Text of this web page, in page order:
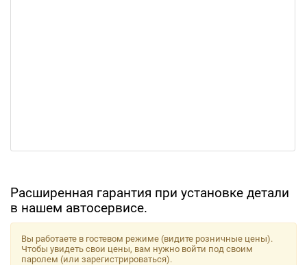
Расширенная гарантия при установке детали
в нашем автосервисе.
Вы работаете в гостевом режиме (видите розничные цены).
Чтобы увидеть свои цены, вам нужно войти под своим
паролем (или зарегистрироваться).